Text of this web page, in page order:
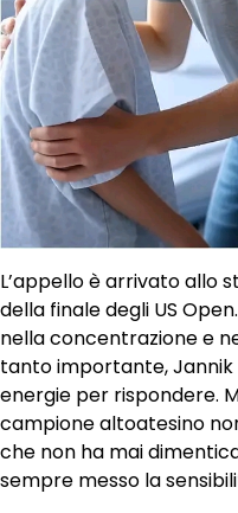
L’appello è arrivato allo
della finale degli US
nella concentrazione e
tanto importante,
energie per rispondere.
campione altoatesino
che non ha mai
sempre messo la